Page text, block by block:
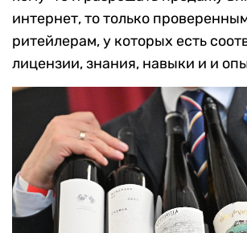
интернет, то только
ритейлерам, у которых есть
лицензии, знания, навыки и и